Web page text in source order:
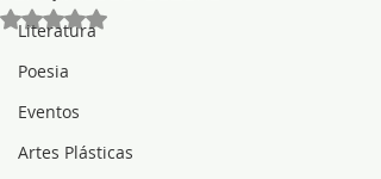
Literatura
Poesia
Eventos
Artes Plásticas
Avaliado com NaN de 5 estrelas.